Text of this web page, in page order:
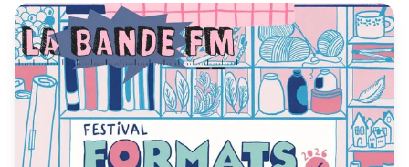
Evénements à venir
Emissions
Grille des Programmes
C'était quoi ce morceau?
L'Association
L'équipe et les bénévoles